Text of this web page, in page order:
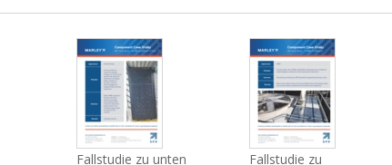
Fallstudie zu unten
Fallstudie zu